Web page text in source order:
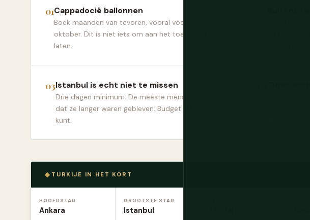
Cappadocië ballonnen
Boek maanden van tevoren, vooral voor april tot
oktober. Dit is niet iets om aan het toeval over te
laten.
Zwakte
waarde-
Istanbul is echt niet te missen
Drie dagen minimum. De meeste mensen wensen
dat ze langer waren gebleven. Budget vijf als je
kunt.
Turks
Kahvaltı in
TURKIJE IN HET KORT
HOOFDSTAD
Ankara
GROOTSTE STAD
Istanbul